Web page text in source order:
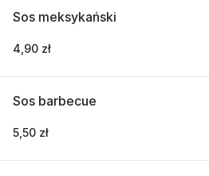
Sos meksykański
4,90 zł
Sos barbecue
5,50 zł